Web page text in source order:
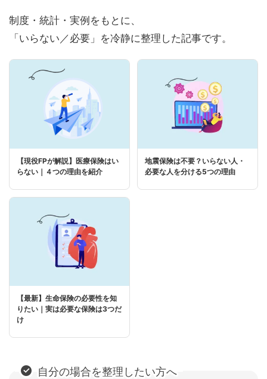
制度・統計・実例をもとに、
「いらない／必要」を冷静に整理した記事です。
【現役FPが解説】医療保険はい
らない｜４つの理由を紹介
地震保険は不要？いらない人・
必要な人を分ける5つの理由
【最新】生命保険の必要性を知
りたい｜実は必要な保険は3つだ
け
自分の場合を整理したい方へ